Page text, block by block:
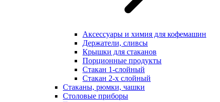
Аксессуары и химия для кофемашин
Держатели, сливсы
Крышки для стаканов
Порционные продукты
Стакан 1-слойный
Стакан 2-х слойный
Стаканы, рюмки, чашки
Столовые приборы